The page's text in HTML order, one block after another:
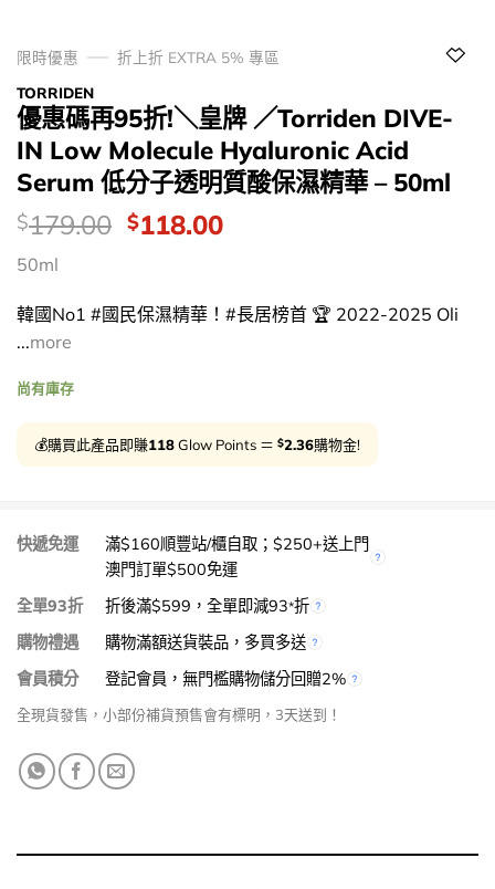
限時優惠
折上折 EXTRA 5% 專區
TORRIDEN
優惠碼再95折!＼皇牌 ／Torriden DIVE-
IN Low Molecule Hyaluronic Acid
Serum 低分子透明質酸保濕精華 – 50ml
價
錢：
$179.00 Original
$179.00.
$118.00Current
$118.00.
50ml
韓國No1 #國民保濕精華！#長居榜首 🏆 2022-2025 Oli
...more
尚有庫存
💰購買此產品即賺118Glow Points ＝ $2.36購物金!
快遞免運
滿$160順豐站/櫃自取；$250+送上門
澳門訂單$500免運
全單93折
折後滿$599，全單即減93*折
購物禮遇
購物滿額送貨裝品，多買多送
會員積分
登記會員，無門檻購物儲分回贈2%
全現貨發售，小部份補貨預售會有標明，3天送到！